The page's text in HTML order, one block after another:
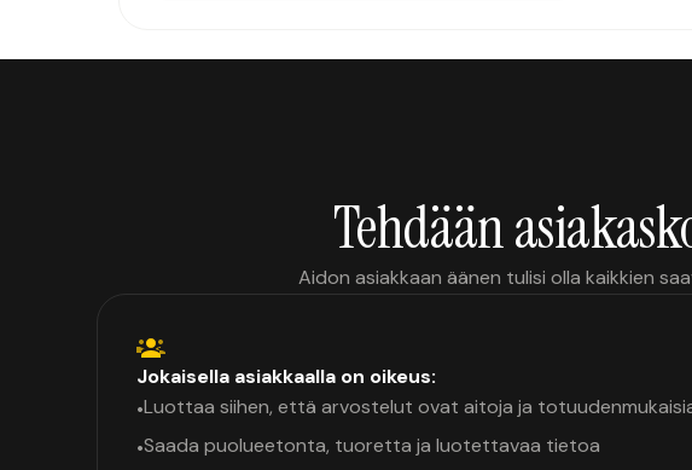
Tehdään
Aidon asiakkaan äänen tulisi olla kaikkien
Jokaisella asiakkaalla on oikeus:
•Luottaa siihen, että arvostelut ovat aitoja ja
•Saada puolueetonta, tuoretta ja luotettavaa tietoa